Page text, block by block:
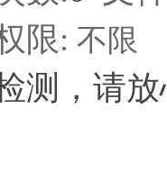
限: 不限
测，请